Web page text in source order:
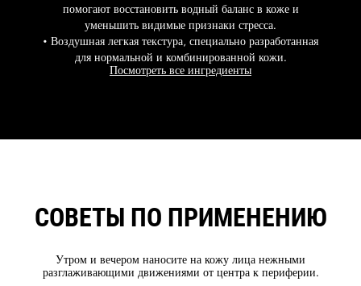
помогают восстановить водный баланс в коже и
уменьшить видимые признаки стресса.
• Воздушная легкая текстура, специально разработанная
для нормальной и комбинированной кожи.
Посмотреть все ингредиенты
СОВЕТЫ ПО ПРИМЕНЕНИЮ
Утром и вечером наносите на кожу лица нежными
разглаживающими движениями от центра к периферии.